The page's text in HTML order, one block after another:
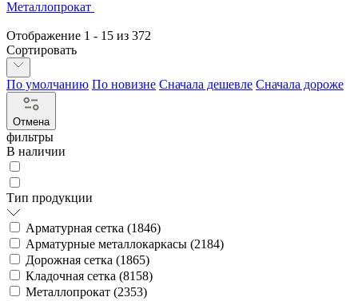
Металлопрокат
Отображение 1 - 15 из 372
Сортировать
По умолчанию По новизне Сначала дешевле Сначала дороже
Отмена
фильтры
В наличии
Тип продукции
Арматурная сетка (1846)
Арматурные металлокаркасы (2184)
Дорожная сетка (1865)
Кладочная сетка (8158)
Металлопрокат (2353)